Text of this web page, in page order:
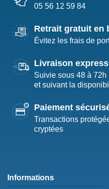
05 56 12 59 84
Retrait gratuit en
Évitez les frais de
Livraison express
Suivie sous 48 à 72h
et suivant la
Paiement
Transactions
cryptées
Informations